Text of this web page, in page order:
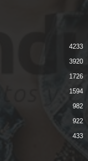
4233
3920
1726
1594
982
922
433